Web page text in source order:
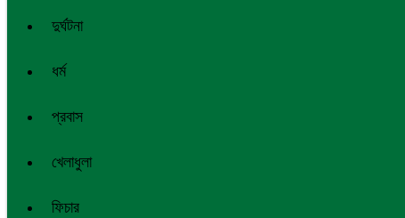
দুর্ঘটনা
ধর্ম
প্রবাস
খেলাধুলা
ফিচার